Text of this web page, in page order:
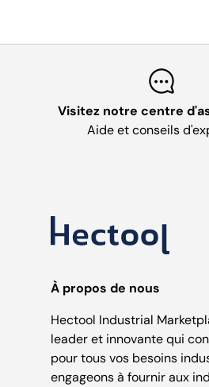
Visitez notre centre
Aide et conseils
À propos de nous
Hectool Industrial
leader et innovante qui
pour tous vos besoins
engageons à fournir aux